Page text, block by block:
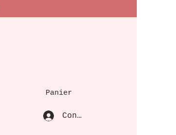
Panier
Connexion